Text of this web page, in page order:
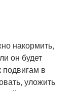
накормить,
он будет
в
уложить